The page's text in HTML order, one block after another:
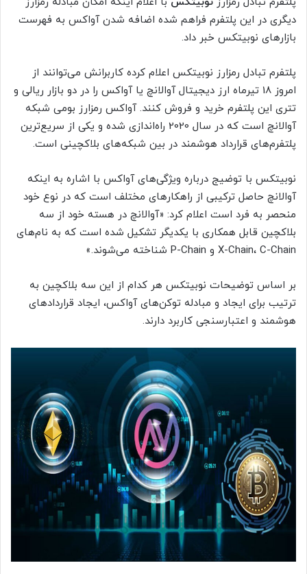
دیگری در این پلتفرم فراهم شده اضافه شدن آواکس به فهرست
بازارهای نوبیتکس خبر داد.
پلتفرم تبادل رمزارز نوبیتکس اعلام کرده کاربرانش می‌توانند از
امروز 18 تیرماه ارز دیجیتال آوالانچ یا آواکس را در دو بازار ریالی و
تتری این پلتفرم خرید و فروش کنند. آواکس رمزارز بومی شبکه
آوالانچ است که در سال 2020 راه‌اندازی شده و یکی از سریع‌ترین
پلتفرم‌های قرارداد هوشمند در بین شبکه‌های بلاکچینی است.
نوبیتکس با توضیج درباره ویژگی‌های آواکس با اشاره به اینکه
آوالانچ حاصل ترکیبی از راهکارهای مختلف است که در نوع خود
منحصر به‌ فرد است اعلام کرد: «آوالانچ در هسته خود از سه
بلاکچین قابل همکاری با یکدیگر تشکیل شده است که به نام‌های
X-Chain، C-Chain و P-Chain شناخته می‌شوند.»
بر اساس توضیحات نوبیتکس هر کدام از این سه بلاکچین به
ترتیب برای ایجاد و مبادله توکن‌های آواکس، ایجاد قراردادهای
هوشمند و اعتبارسنجی کاربرد دارند.